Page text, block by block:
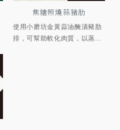
焦糖照燒蒜豬肋
使用小磨坊金黃蒜油醃漬豬肋
排，可幫助軟化肉質，以蒸...